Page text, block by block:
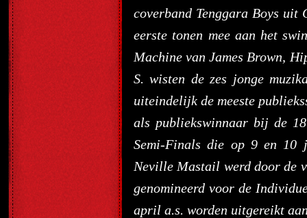
coverband Tenggara Boys uit
eerste tonen mee aan het
Machine van James Brown,
S. wisten de zes jonge
uiteindelijk de meeste
als publiekswinnaar bij de
Semi-Finals die op 9 en 10
Neville Mastail werd door de
genomineerd voor de
april a.s. worden uitgereikt